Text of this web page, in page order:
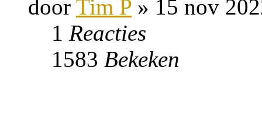
door Tim P » 15 nov
1 Reacties
1583 Bekeken